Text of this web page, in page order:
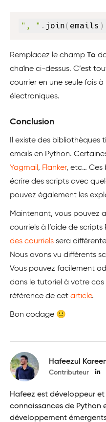
", " . join( emails )
Remplacez le champ To
chaîne ci-dessus. C’est
courrier en une seule fois
électroniques.
Conclusion
Il existe des bibliothèques
emails en Python.
Yagmail , Flanker, etc… Ces
écrire des scripts avec
pouvez également les
Maintenant, vous pouvez
courriels à l’aide de scripts
des courriels sera
Nous avons vu différents
Vous pouvez facilement
dans le tutoriel à votre cas
référence de cet article.
Bon codage 🙂
Hafeezul
Contributeur
Hafeez est développeur
connaissances de Python
développement